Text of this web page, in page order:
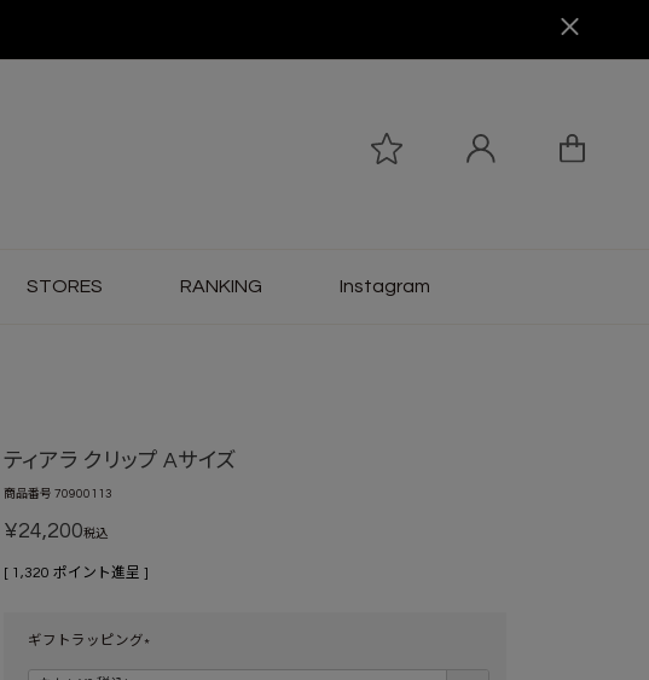
STORES RANKING Instagram
ティアラ クリップ Aサイズ
商品番号 70900113
¥24,200税込
[ 1,320 ポイント進呈 ]
ギフトラッピング
(